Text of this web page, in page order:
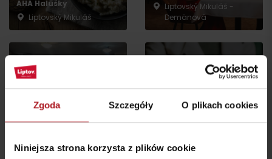
Zgoda Szczegóły O plikach cookies
Niniejsza strona korzysta z plików cookie
AHA Halušky
Liptovský Mikuláš
Liptovský Mikuláš -
Demänová
Spoj-Ka bistro
Restauracja Pensjonat